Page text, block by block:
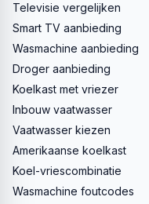
Televisie vergelijken
Smart TV aanbieding
Wasmachine aanbieding
Droger aanbieding
Koelkast met vriezer
Inbouw vaatwasser
Vaatwasser kiezen
Amerikaanse koelkast
Koel-vriescombinatie
Wasmachine foutcodes